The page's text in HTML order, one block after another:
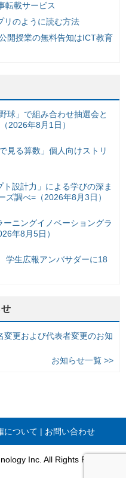
転載サービス
リのように読む方法
開授業の無料告知はICT教育
球」で組み合わせ抽選会と
2026年8月1日）
見る算数」個人向けストリ
設計力」による学びの深ま
ズ調べ=（2026年8月3日）
ニングイノベーショングラ
年8月5日）
生広報アンバサダーに18
更および代表者変更のお知
お知らせ一覧 >>
について お問い合わせ
Inc. All Rights Reserved.